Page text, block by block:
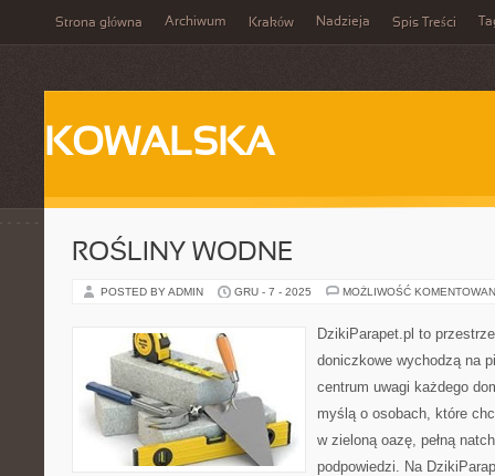
Strona główna Archiwum Kraków Nadzieja Spis Treści
KOWALSKA
ROŚLINY WODNE
POSTED BY ADMIN GRU - 7 - 2025 MOŻLIWOŚĆ
DzikiParapet.pl to
doniczkowe wychodzą na
centrum uwagi każdego
myślą o osobach, które
w zieloną oazę, pełną
podpowiedzi. Na